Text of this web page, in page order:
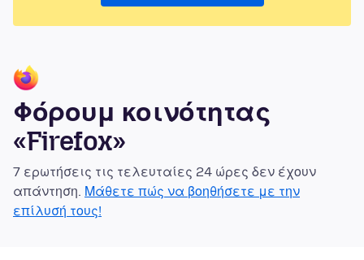
Φόρουμ κοινότητας
«Firefox»
7 ερωτήσεις τις τελευταίες 24 ώρες δεν έχουν
απάντηση. Μάθετε πώς να βοηθήσετε με την
επίλυσή τους!